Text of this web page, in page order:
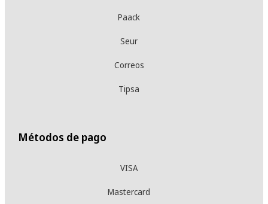
Paack
Seur
Correos
Tipsa
Métodos de pago
VISA
Mastercard